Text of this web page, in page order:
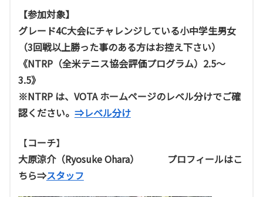
【参加対象】
グレード4C大会にチャレンジしている小中学生男女
（3回戦以上勝った事のある方はお控え下さい）
《NTRP（全米テニス協会評価プログラム）2.5～
3.5》
※NTRP は、VOTA ホームページのレベル分けでご確
認ください。 ⇒レベル分け
【コーチ】
大原涼介（Ryosuke Ohara） プロフィールはこ
ちら⇒スタッフ